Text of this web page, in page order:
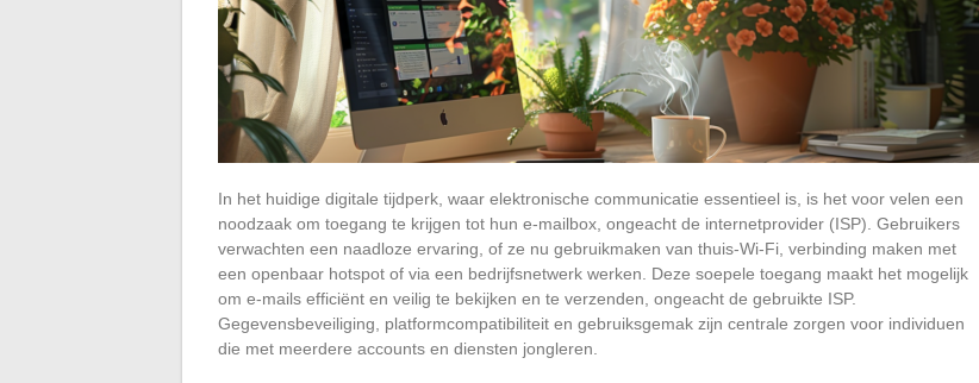
In het huidige digitale tijdperk, waar elektronische communicatie essentieel is, is het voor velen een
noodzaak om toegang te krijgen tot hun e-mailbox, ongeacht de internetprovider (ISP). Gebruikers
verwachten een naadloze ervaring, of ze nu gebruikmaken van thuis-Wi-Fi, verbinding maken met
een openbaar hotspot of via een bedrijfsnetwerk werken. Deze soepele toegang maakt het mogelijk
om e-mails efficiënt en veilig te bekijken en te verzenden, ongeacht de gebruikte ISP.
Gegevensbeveiliging, platformcompatibiliteit en gebruiksgemak zijn centrale zorgen voor individuen
die met meerdere accounts en diensten jongleren.